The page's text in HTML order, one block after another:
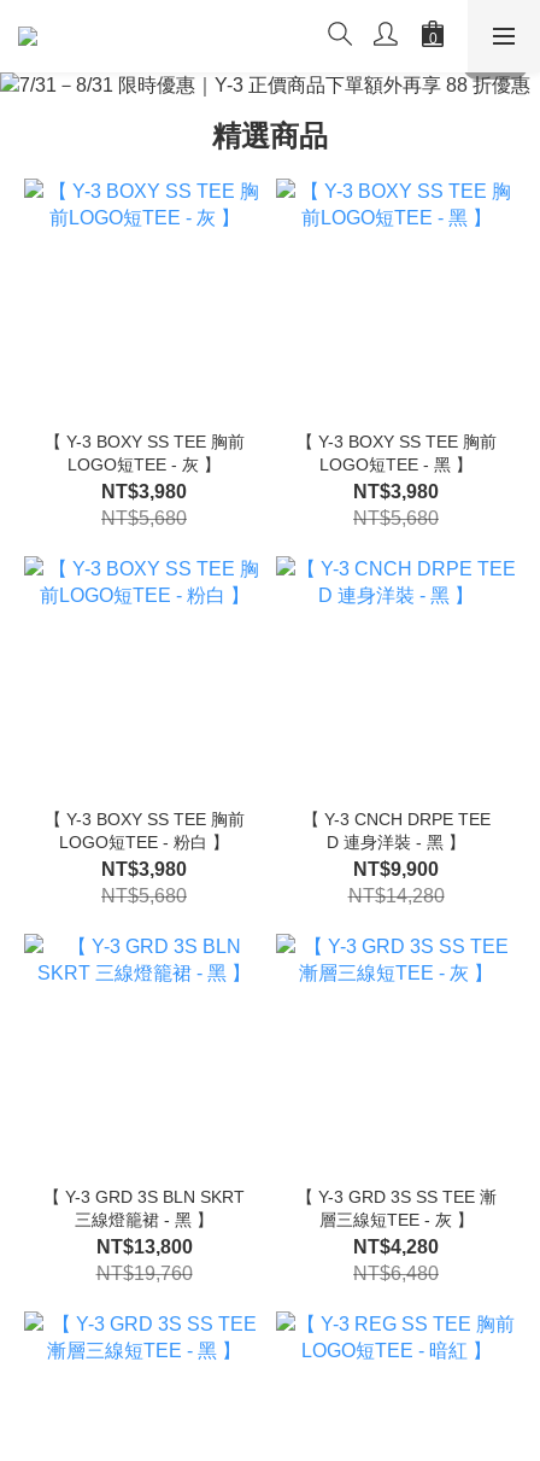
精選商品
【 Y-3 BOXY SS TEE 胸前
LOGO短TEE - 灰 】
NT$3,980
NT$5,680
【 Y-3 BOXY SS TEE 胸前
LOGO短TEE - 黑 】
NT$3,980
NT$5,680
【 Y-3 BOXY SS TEE 胸前
LOGO短TEE - 粉白 】
NT$3,980
NT$5,680
【 Y-3 CNCH DRPE TEE
D 連身洋裝 - 黑 】
NT$9,900
NT$14,280
【 Y-3 GRD 3S BLN SKRT
三線燈籠裙 - 黑 】
NT$13,800
NT$19,760
【 Y-3 GRD 3S SS TEE 漸
層三線短TEE - 灰 】
NT$4,280
NT$6,480